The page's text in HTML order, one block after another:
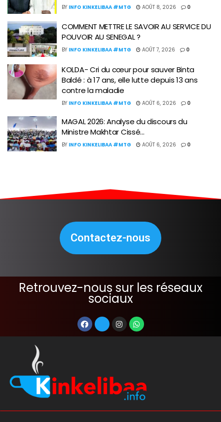
BY INFO KINKELIBAA #MTG AOÛT 8, 2026 0
COMMENT METTRE LE SAVOIR AU SERVICE DU
POUVOIR AU SENEGAL ?
BY INFO KINKELIBAA #MTG AOÛT 7, 2026 0
KOLDA- Cri du cœur pour sauver Binta
Baldé : à 17 ans, elle lutte depuis 13 ans
contre la maladie
BY INFO KINKELIBAA #MTG AOÛT 6, 2026 0
MAGAL 2026: Analyse du discours du
Ministre Makhtar Cissé…
BY INFO KINKELIBAA #MTG AOÛT 6, 2026 0
Contactez-nous
Retrouvez-nous sur les réseaux
sociaux